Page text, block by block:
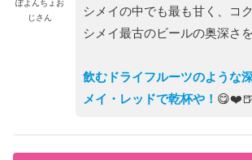
ぽよんちょお
じさん
シメイの中でも最も甘く、コ
シメイ最古のビールの奥深さ
飲むドライフルーツのような
メイ・レッドで乾杯や！ 😋❤️🍺